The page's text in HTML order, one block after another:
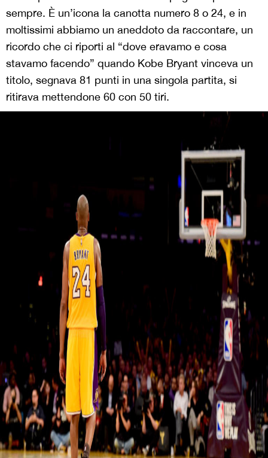
sempre. È un’icona la canotta numero 8 o 24, e in
moltissimi abbiamo un aneddoto da raccontare, un
ricordo che ci riporti al “dove eravamo e cosa
stavamo facendo” quando Kobe Bryant vinceva un
titolo, segnava 81 punti in una singola partita, si
ritirava mettendone 60 con 50 tiri.